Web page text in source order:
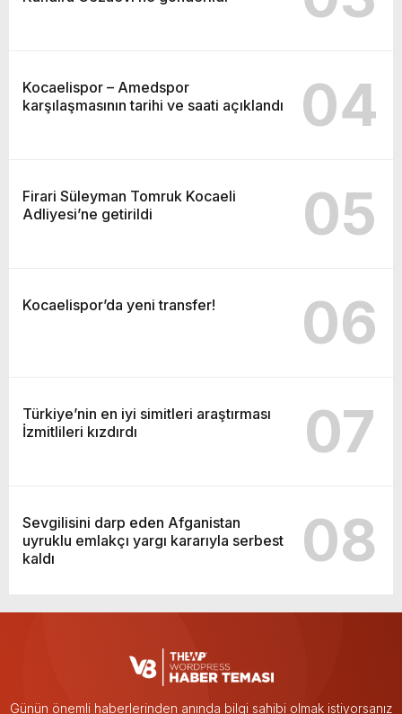
Kocaelispor – Amedspor
karşılaşmasının tarihi ve saati açıklandı
04
Firari Süleyman Tomruk Kocaeli
Adliyesi’ne getirildi
05
Kocaelispor’da yeni transfer! 06
Türkiye’nin en iyi simitleri araştırması
İzmitlileri kızdırdı
07
Sevgilisini darp eden Afganistan
uyruklu emlakçı yargı kararıyla serbest
kaldı
08
Günün önemli haberlerinden anında bilgi sahibi olmak istiyorsanız